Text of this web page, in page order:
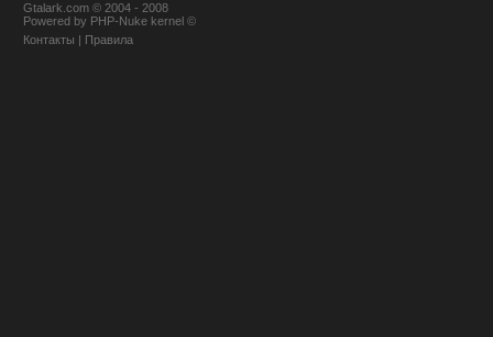
Gtalark.com © 2004 - 2008
Powered by PHP-Nuke kernel ©
Контакты | Правила